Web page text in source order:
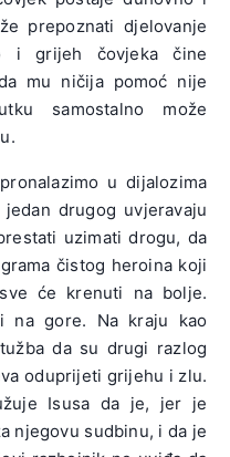
prepoznati djelovanje
i grijeh čovjeka čine
mu ničija pomoć nije
samostalno može
u dijalozima
drugog uvjeravaju
uzimati drogu, da
čistog heroina koji
će krenuti na bolje.
na gore. Na kraju kao
da su drugi razlog
oduprijeti grijehu i zlu.
Isusa da je, jer je
njegovu sudbinu, i da je